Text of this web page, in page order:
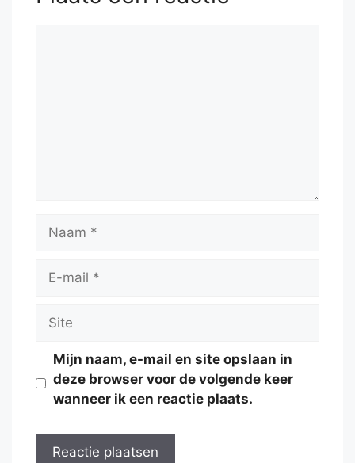
Naam
Site
Mijn naam, e-mail en site opslaan in
deze browser voor de volgende keer
wanneer ik een reactie plaats.